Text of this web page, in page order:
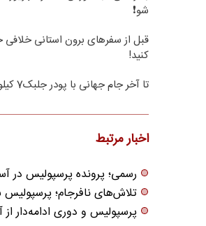
شو❗
قبل از سفرهای برون استانی خلافی
کنید!
تا آخر جام جهانی با پودر جلبک7 کیلو لاغر شو
اخبار مرتبط
رسمی؛ پرونده پرسپولیس در
تلاش‌های نافرجام؛
پرسپولیس و دوری ادامه‌دار